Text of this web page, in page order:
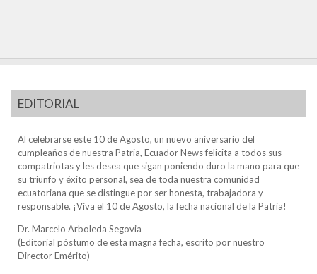
EDITORIAL
Al celebrarse este 10 de Agosto, un nuevo aniversario del
cumpleaños de nuestra Patria, Ecuador News felicita a todos sus
compatriotas y les desea que sigan poniendo duro la mano para que
su triunfo y éxito personal, sea de toda nuestra comunidad
ecuatoriana que se distingue por ser honesta, trabajadora y
responsable. ¡Viva el 10 de Agosto, la fecha nacional de la Patria!
Dr. Marcelo Arboleda Segovia
(Editorial póstumo de esta magna fecha, escrito por nuestro
Director Emérito)